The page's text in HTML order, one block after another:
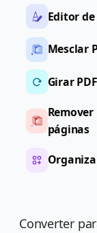
Editor de
Mesclar
Girar PDF
Remover
páginas
Converter